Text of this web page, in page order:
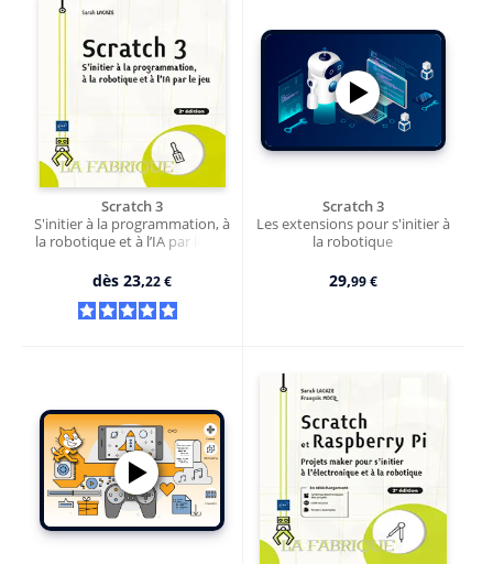
Scratch 3
S'initier à la programmation, à
la robotique et à l’IA par le jeu
dès 23,22 €
Scratch 3
Les extensions pour s'initier à
la robotique
29,99 €